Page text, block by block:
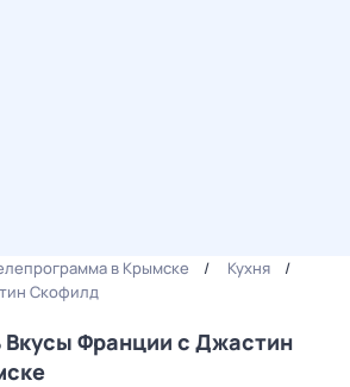
в Крымске
Кухня
Скофилд
Вкусы Франции с Джастин